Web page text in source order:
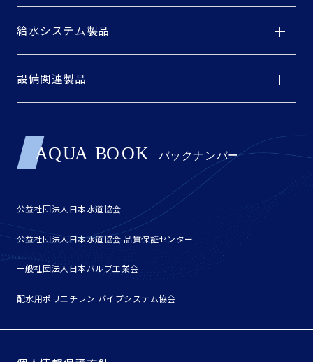
給水システム製品
設備関連製品
公益社団法人日本水道協会
公益社団法人日本水道協会 品質保証センター
一般社団法人日本バルブ工業会
配水用ポリエチレン パイプシステム協会